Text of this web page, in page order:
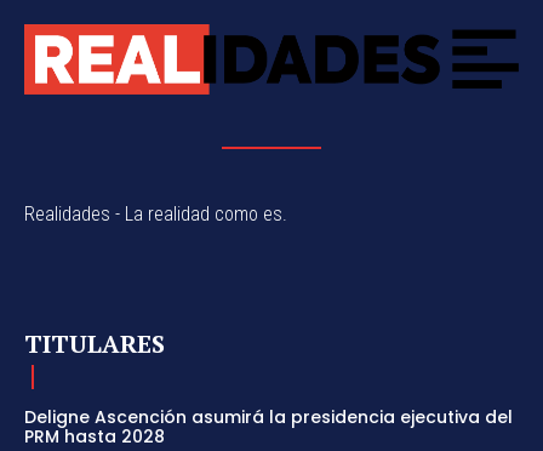
Realidades - La realidad como es.
TITULARES
Deligne Ascención asumirá la presidencia ejecutiva del
PRM hasta 2028